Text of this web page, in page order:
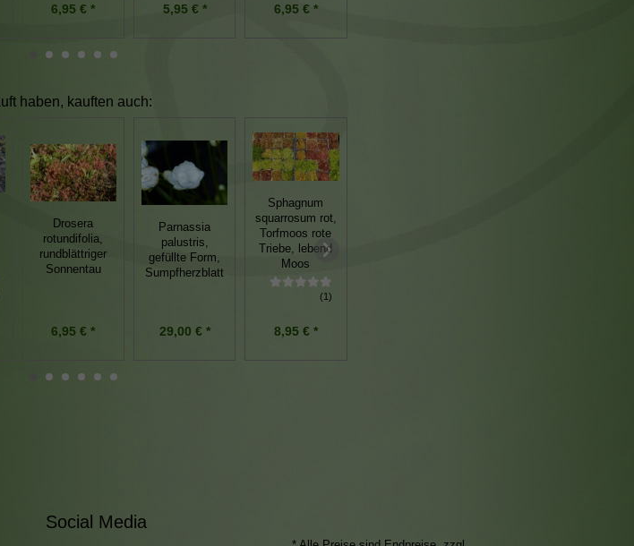
6,95 € * 5,95 € * 6,95 € *
haben, kauften auch:
Drosera
rotundifolia,
rundblättriger
Sonnentau
6,95 € *
Parnassia
palustris,
gefüllte Form,
Sumpfherzblatt
29,00 € *
Sphagnum
squarrosum rot,
Torfmoos rote
Triebe, lebend
Moos
(1)
8,95 € *
Social Media